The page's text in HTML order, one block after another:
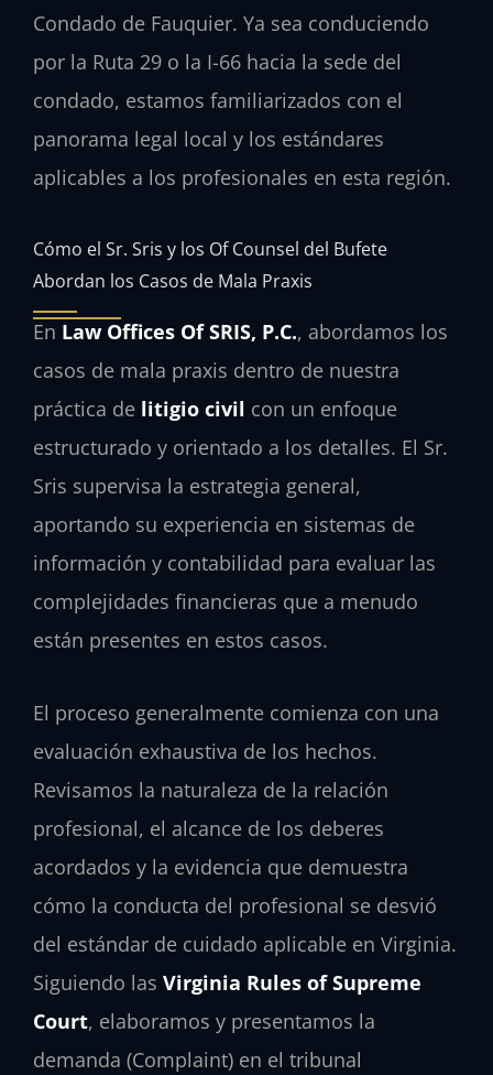
Condado de Fauquier. Ya sea conduciendo
por la Ruta 29 o la I-66 hacia la sede del
condado, estamos familiarizados con el
panorama legal local y los estándares
aplicables a los profesionales en esta región.
Cómo el Sr. Sris y los Of Counsel del Bufete
Abordan los Casos de Mala Praxis
En Law Offices Of SRIS, P.C., abordamos los
casos de mala praxis dentro de nuestra
práctica de litigio civil con un enfoque
estructurado y orientado a los detalles. El Sr.
Sris supervisa la estrategia general,
aportando su experiencia en sistemas de
información y contabilidad para evaluar las
complejidades financieras que a menudo
están presentes en estos casos.
El proceso generalmente comienza con una
evaluación exhaustiva de los hechos.
Revisamos la naturaleza de la relación
profesional, el alcance de los deberes
acordados y la evidencia que demuestra
cómo la conducta del profesional se desvió
del estándar de cuidado aplicable en Virginia.
Siguiendo las Virginia Rules of Supreme
Court, elaboramos y presentamos la
demanda (Complaint) en el tribunal